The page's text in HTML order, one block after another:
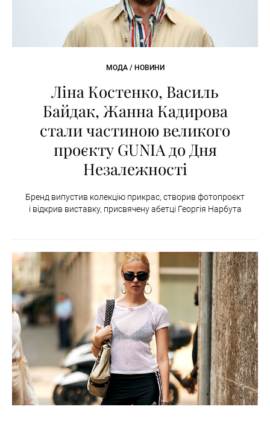
МОДА / НОВИНИ
Ліна Костенко, Василь
Байдак, Жанна Кадирова
стали частиною великого
проєкту GUNIA до Дня
Незалежності
Бренд випустив колекцію прикрас, створив фотопроєкт
і відкрив виставку, присвячену абетці Георгія Нарбута